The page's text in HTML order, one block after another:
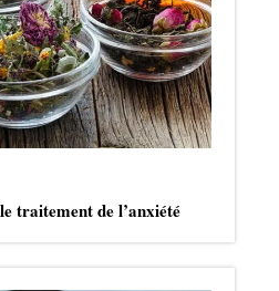
traitement de l’anxiété